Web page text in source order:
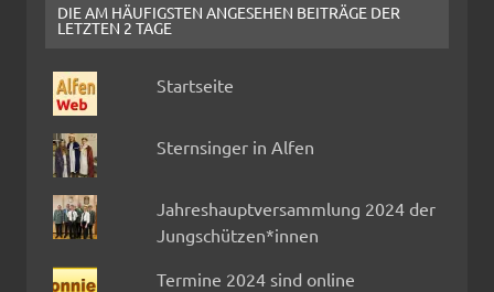
DIE AM HÄUFIGSTEN ANGESEHEN BEITRÄGE DER
LETZTEN 2 TAGE
Startseite
Sternsinger in Alfen
Jahreshauptversammlung 2024 der
Jungschützen*innen
Termine 2024 sind online